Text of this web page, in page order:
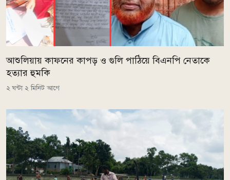
আশুলিয়ায় কাফনের কাপড় ও গুলি পাঠিয়ে বিএনপি নেতাকে
হত্যার হুমকি
২ ঘন্টা ২ মিনিট আগে